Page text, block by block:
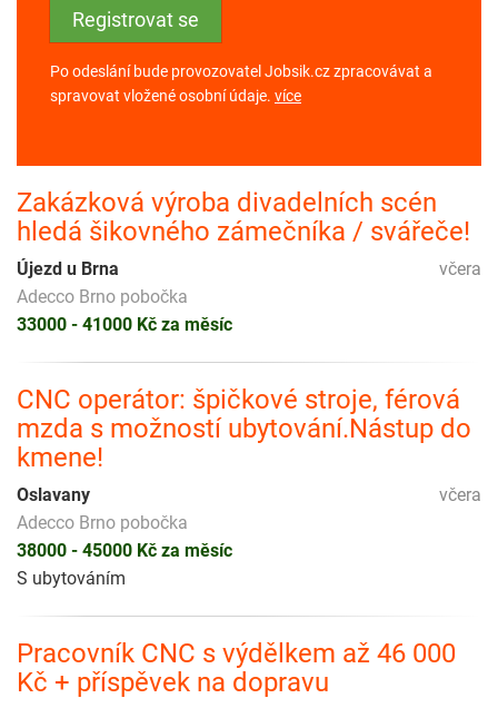
Po odeslání bude provozovatel Jobsik.cz zpracovávat a
spravovat vložené osobní údaje. více
Zakázková výroba divadelních scén
hledá šikovného zámečníka / svářeče!
včera
Újezd u Brna
Adecco Brno pobočka
33000 - 41000 Kč za měsíc
CNC operátor: špičkové stroje, férová
mzda s možností ubytování.Nástup do
kmene!
včera
Oslavany
Adecco Brno pobočka
38000 - 45000 Kč za měsíc
S ubytováním
Pracovník CNC s výdělkem až 46 000
Kč + příspěvek na dopravu